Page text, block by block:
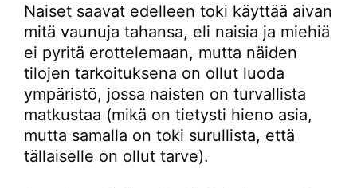
Naiset saavat edelleen toki käyttää aivan
mitä vaunuja tahansa, eli naisia ja miehiä
ei pyritä erottelemaan, mutta näiden
tilojen tarkoituksena on ollut luoda
ympäristö, jossa naisten on turvallista
matkustaa (mikä on tietysti hieno asia,
mutta samalla on toki surullista, että
tällaiselle on ollut tarve).